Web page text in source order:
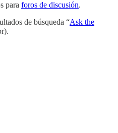
para foros de discusión.
de búsqueda “Ask the